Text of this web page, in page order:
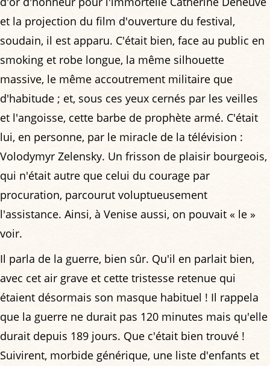
et la projection du film d'ouverture du festival,
soudain, il est apparu. C'était bien, face au public en
smoking et robe longue, la même silhouette
massive, le même accoutrement militaire que
d'habitude ; et, sous ces yeux cernés par les veilles
et l'angoisse, cette barbe de prophète armé. C'était
lui, en personne, par le miracle de la télévision :
Volodymyr Zelensky. Un frisson de plaisir bourgeois,
qui n'était autre que celui du courage par
procuration, parcourut voluptueusement
l'assistance. Ainsi, à Venise aussi, on pouvait « le »
voir.
Il parla de la guerre, bien sûr. Qu'il en parlait bien,
avec cet air grave et cette tristesse retenue qui
étaient désormais son masque habituel ! Il rappela
que la guerre ne durait pas 120 minutes mais qu'elle
durait depuis 189 jours. Que c'était bien trouvé !
Suivirent, morbide générique, une liste d'enfants et